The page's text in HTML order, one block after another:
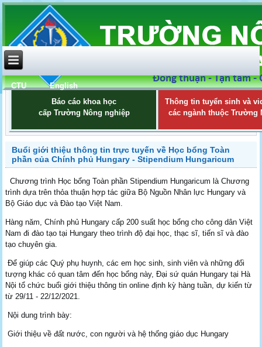
CTU
English
Báo cáo khoa học
cấp Trường Nông nghiệp
Thông tin tuyển sinh và
các ngành thuộc Trường
Buổi giới thiệu thông tin trực tuyến về Học bổng Toàn
phần của Chính phủ Hungary - Stipendium Hungaricum
Chương trình Học bổng Toàn phần Stipendium Hungaricum là Chương
trình dựa trên thỏa thuận hợp tác giữa Bộ Nguồn Nhân lực Hungary và
Bộ Giáo dục và Đào tạo Việt Nam.
Hàng năm, Chính phủ Hungary cấp 200 suất học bổng cho công dân Việt
Nam đi đào tạo tại Hungary theo trình độ đại học, thạc sĩ, tiến sĩ và đào
tạo chuyên gia.
Để giúp các Quý phụ huynh, các em học sinh, sinh viên và những đối
tượng khác có quan tâm đến học bổng này, Đại sứ quán Hungary tại Hà
Nội tổ chức buổi giới thiệu thông tin online định kỳ hàng tuần, dự kiến từ
từ 29/11 - 22/12/2021.
Nội dung trình bày:
Giới thiệu về đất nước, con người và hệ thống giáo dục Hungary